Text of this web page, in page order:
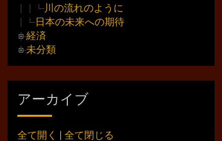
川の流れのように
日本の未来への期待
経済
未分類
アーカイブ
全て開く | 全て閉じる